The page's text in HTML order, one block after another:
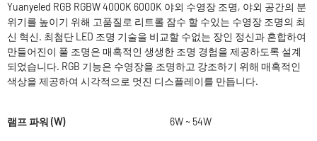
Yuanyeled RGB RGBW 4000K 6000K 야외 수영장 조명, 야외 공간의 분
위기를 높이기 위해 고품질로 리트롤 잠수 할 수있는 수영장 조명의 최
신 혁신. 최첨단 LED 조명 기술을 비교할 수없는 장인 정신과 혼합하여
만들어진이 풀 조명은 매혹적인 생생한 조명 경험을 제공하도록 설계
되었습니다. RGB 기능은 수영장을 조명하고 강조하기 위해 매혹적인
색상을 제공하여 시각적으로 멋진 디스플레이를 만듭니다.
램프 파워 (W) 6W ~ 54W